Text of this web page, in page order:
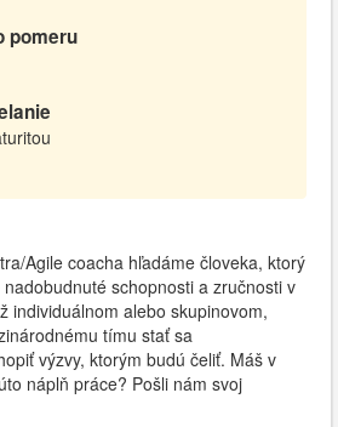
pomeru
Agile coacha hľadáme človeka, ktorý
schopnosti a zručnosti v
individuálnom alebo skupinovom,
tímu stať sa
výzvy, ktorým budú čeliť. Máš v
náplň práce? Pošli nám svoj